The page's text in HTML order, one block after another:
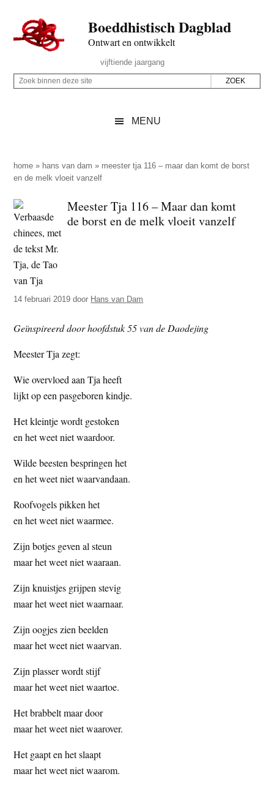
naar
de
inhoud
secondary
naar
de
sidebar
naar
de
Boeddhistisch Dagblad
Ontwart en ontwikkelt
Rechts
vijftiende jaargang
Z
p
d
e
z
e
s
i
t
e
Z
i
n
e
n
d
e
z
e
s
t
e
MENU
home » hans van dam » meester tja 116 – maar dan komt de borst
en de melk vloeit vanzelf
Meester Tja 116 – Maar dan komt
de borst en de melk vloeit vanzelf
14 februari 2019 door Hans van Dam
Geïnspireerd door hoofdstuk 55 van de Daodejing
Meester Tja zegt:
Wie overvloed aan Tja heeft
lijkt op een pasgeboren kindje.
Het kleintje wordt gestoken
en het weet niet waardoor.
Wilde beesten bespringen het
en het weet niet waarvandaan.
Roofvogels pikken het
en het weet niet waarmee.
Zijn botjes geven al steun
maar het weet niet waaraan.
Zijn knuistjes grijpen stevig
maar het weet niet waarnaar.
Zijn oogjes zien beelden
maar het weet niet waarvan.
Zijn plasser wordt stijf
maar het weet niet waartoe.
Het brabbelt maar door
maar het weet niet waarover.
Het gaapt en het slaapt
maar het weet niet waarom.